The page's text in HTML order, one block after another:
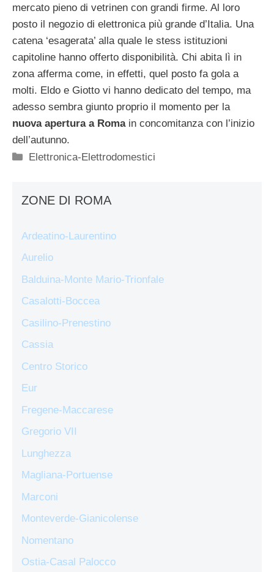
mercato pieno di vetrinen con grandi firme. Al loro
posto il negozio di elettronica più grande d’Italia. Una
catena ‘esagerata’ alla quale le stess istituzioni
capitoline hanno offerto disponibilità. Chi abita lì in
zona afferma come, in effetti, quel posto fa gola a
molti. Eldo e Giotto vi hanno dedicato del tempo, ma
adesso sembra giunto proprio il momento per la
nuova apertura a Romain concomitanza con l’inizio
dell’autunno.
Categorie
Elettronica-Elettrodomestici
ZONE DI ROMA
Ardeatino-Laurentino
Aurelio
Balduina-Monte Mario-Trionfale
Casalotti-Boccea
Casilino-Prenestino
Cassia
Centro Storico
Eur
Fregene-Maccarese
Gregorio VII
Lunghezza
Magliana-Portuense
Marconi
Monteverde-Gianicolense
Nomentano
Ostia-Casal Palocco